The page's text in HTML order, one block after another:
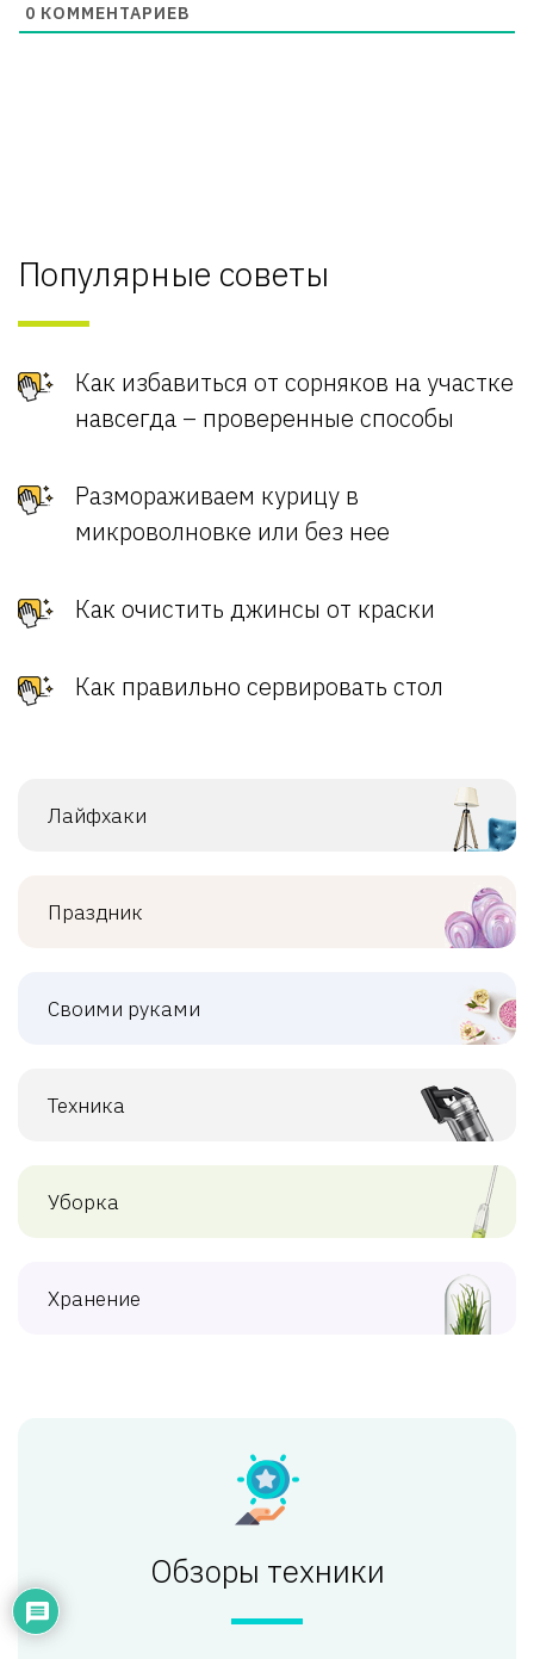
0 КОММЕНТАРИЕВ
Популярные советы
Как избавиться от сорняков на участке
навсегда – проверенные способы
Размораживаем курицу в
микроволновке или без нее
Как очистить джинсы от краски
Как правильно сервировать стол
Лайфхаки
Праздник
Своими руками
Техника
Уборка
Хранение
Обзоры техники